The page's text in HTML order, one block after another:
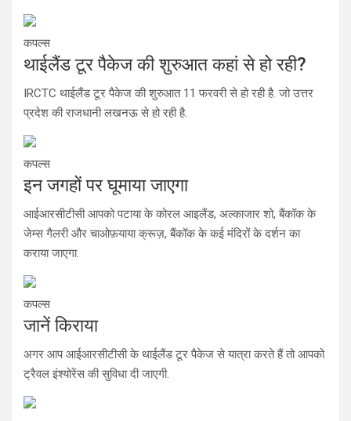
कपल्स
थाईलैंड टूर पैकेज की शुरुआत कहां से हो रही?
IRCTC थाईलैंड टूर पैकेज की शुरुआत 11 फरवरी से हो रही है. जो उत्तर
प्रदेश की राजधानी लखनऊ से हो रही है.
कपल्स
इन जगहों पर घूमाया जाएगा
आईआरसीटीसी आपको पटाया के कोरल आइलैंड, अल्काजार शो, बैंकॉक के
जेम्स गैलरी और चाओफ़याया क्रूज़, बैंकॉक के कई मंदिरों के दर्शन का
कराया जाएगा.
कपल्स
जानें किराया
अगर आप आईआरसीटीसी के थाईलैंड टूर पैकेज से यात्रा करते हैं तो आपको
ट्रैवल इंश्योरेंस की सुविधा दी जाएगी.